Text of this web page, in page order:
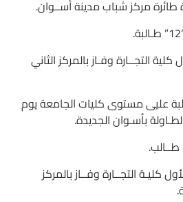
التجــارة وفـاز بالمركز الثاني
عليى مستوى كليات الجامعة يوم
التجــارة وفــاز بالمركز